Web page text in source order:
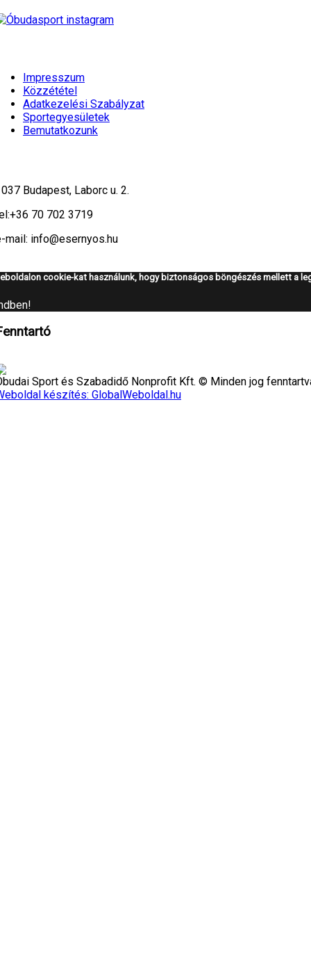
Impresszum
Közzététel
Adatkezelési Szabályzat
Sportegyesületek
Bemutatkozunk
Budapest, Laborc u. 2.
+36 70 702 3719
mail: info@esernyos.hu
cookie-kat használunk, hogy biztonságos böngészés mellett a
Sport és Szabadidő Nonprofit Kft. © Minden jog
készítés: GlobalWeboldal.hu